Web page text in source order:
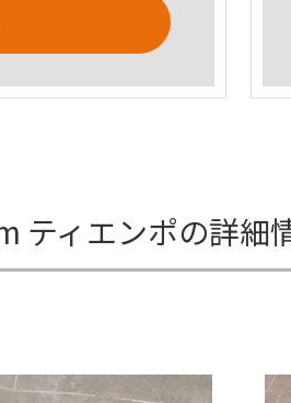
ティエンポの詳細